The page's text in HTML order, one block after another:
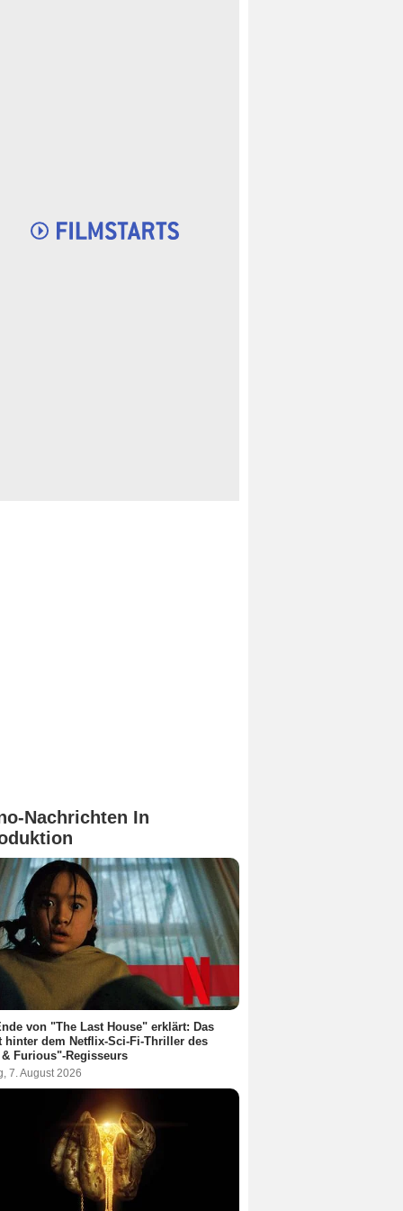
Nachrichten In
von "The Last House" erklärt: Das
hinter dem Netflix-Sci-Fi-Thriller des
Furious"-Regisseurs
7. August 2026